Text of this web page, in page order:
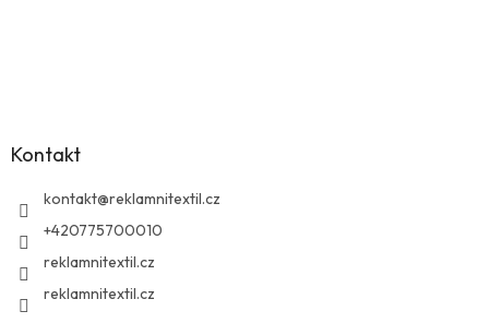
Kontakt
kontakt@reklamnitextil.cz
+420775700010
reklamnitextil.cz
reklamnitextil.cz